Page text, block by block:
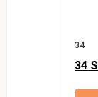
34
34